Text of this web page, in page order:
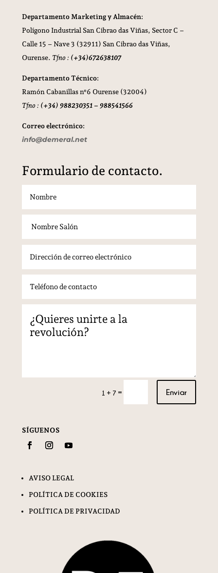
Departamento Marketing y Almacén:
Polígono Industrial San Cibrao das Viñas, Sector C –
Calle 15 – Nave 3 (32911) San Cibrao das Viñas,
Ourense. Tfno : (+34)672638107
Departamento Técnico:
Ramón Cabanillas nº6 Ourense (32004)
Tfno : (+34) 988230351 – 988541566
Correo electrónico:
info@demeral.net
Formulario de contacto.
1 + 7 = Enviar
SÍGUENOS
AVISO LEGAL
POLÍTICA DE COOKIES
POLÍTICA DE PRIVACIDAD